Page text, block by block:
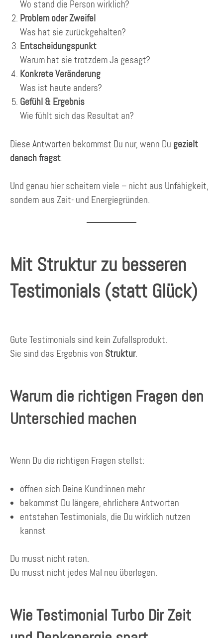
Wo stand die Person wirklich?
Problem oder Zweifel
Was hat sie zurückgehalten?
Entscheidungspunkt
Warum hat sie trotzdem Ja gesagt?
Konkrete Veränderung
Was ist heute anders?
Gefühl & Ergebnis
Wie fühlt sich das Resultat an?
Diese Antworten bekommst Du nur, wenn Du gezielt
danach fragst.
Und genau hier scheitern viele – nicht aus Unfähigkeit,
sondern aus Zeit- und Energiegründen.
Mit Struktur zu besseren
Testimonials (statt Glück)
Gute Testimonials sind kein Zufallsprodukt.
Sie sind das Ergebnis von Struktur.
Warum die richtigen Fragen den
Unterschied machen
Wenn Du die richtigen Fragen stellst:
öffnen sich Deine Kund:innen mehr
bekommst Du längere, ehrlichere Antworten
entstehen Testimonials, die Du wirklich nutzen
kannst
Du musst nicht raten.
Du musst nicht jedes Mal neu überlegen.
Wie Testimonial Turbo Dir Zeit